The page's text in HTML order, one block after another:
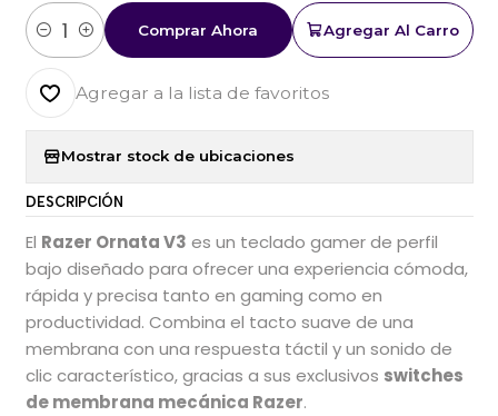
Cantidad
Agregar Al Carro
Comprar Ahora
Agregar a la lista de favoritos
Mostrar stock de ubicaciones
DESCRIPCIÓN
El Razer Ornata V3 es un teclado gamer de perfil
bajo diseñado para ofrecer una experiencia cómoda,
rápida y precisa tanto en gaming como en
productividad. Combina el tacto suave de una
membrana con una respuesta táctil y un sonido de
clic característico, gracias a sus exclusivos switches
de membrana mecánica Razer.